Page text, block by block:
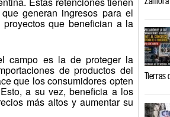
generan ingresos para el
que benefician a la
campo es la de proteger la
de productos del
que los consumidores opten
a su vez, beneficia a los
más altos y aumentar su
Tierras